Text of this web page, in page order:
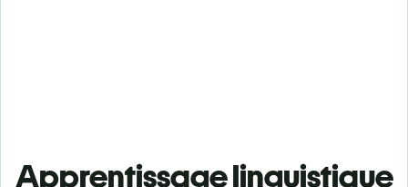
Apprentissage linguistique